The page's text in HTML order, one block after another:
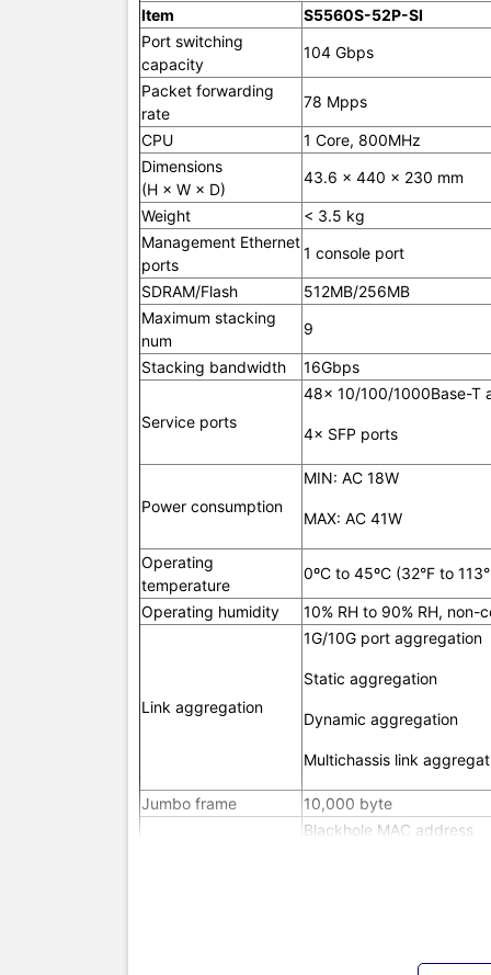
Item
S5560S-52P-SI
Port switching
capacity
104 Gbps
Packet forwarding
rate
78 Mpps
CPU
1 Core, 800MHz
Dimensions
(H × W × D)
43.6 × 440 × 230 mm
Weight
< 3.5 kg
Management Ethernet
ports
1 console port
SDRAM/Flash
512MB/256MB
Maximum stacking
num
9
Stacking bandwidth 16Gbps
Service ports
48× 10/100/1000Base-T
4× SFP ports
Power consumption
MIN: AC 18W
MAX: AC 41W
Operating
temperature
0ºC to 45ºC (32°F to
Operating humidity 10% RH to 90% RH, non-
Link aggregation
1G/10G port aggregation
Static aggregation
Dynamic aggregation
Multichassis link
Jumbo frame 10,000 byte
Blackhole MAC address
Power
Link
Jumbo
MAC
VLAN
ARP
ND
VLAN